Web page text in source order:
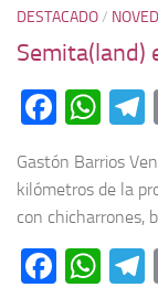
DESTACADO/
Semita(land)
Gastón Barrios
kilómetros de la
con chicharrones,